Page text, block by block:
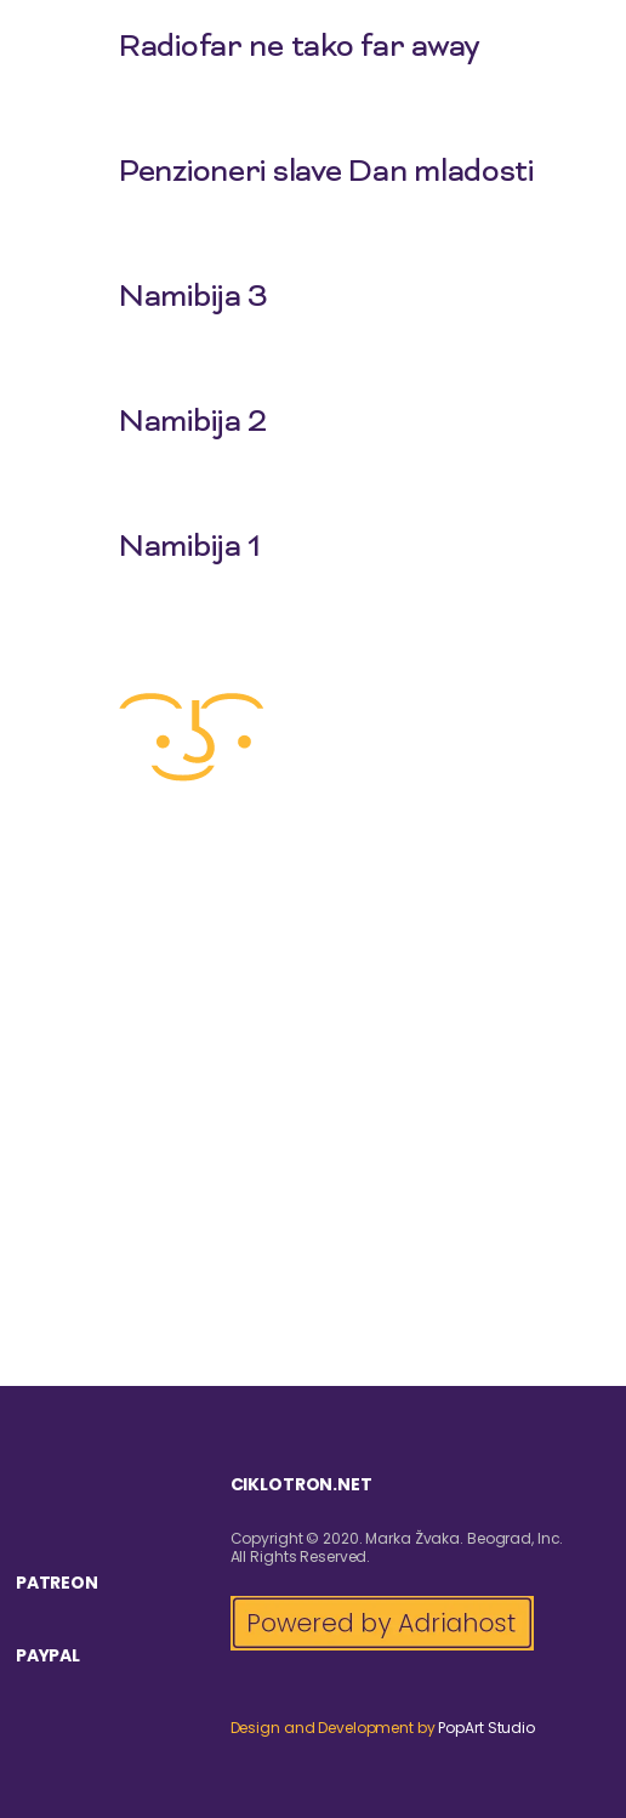
Radiofar ne tako far away
Penzioneri slave Dan mladosti
Namibija 3
Namibija 2
Namibija 1
PATREON
PAYPAL
CIKLOTRON.NET
Copyright © 2020. Marka Žvaka. Beograd, Inc.
All Rights Reserved.
Design and Development byPopArt Studio